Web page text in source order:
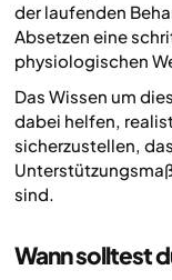
der laufenden
Absetzen eine
physiologischen
Das Wissen um
dabei helfen,
sicherzustellen,
sind.
Wann solltest